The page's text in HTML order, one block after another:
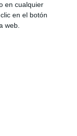
en cualquier
en el botón
web.